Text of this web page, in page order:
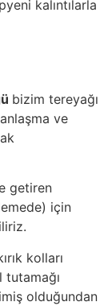
kalıntılarla
bizim tereyağı
ve
getiren
için
kolları
olduğundan